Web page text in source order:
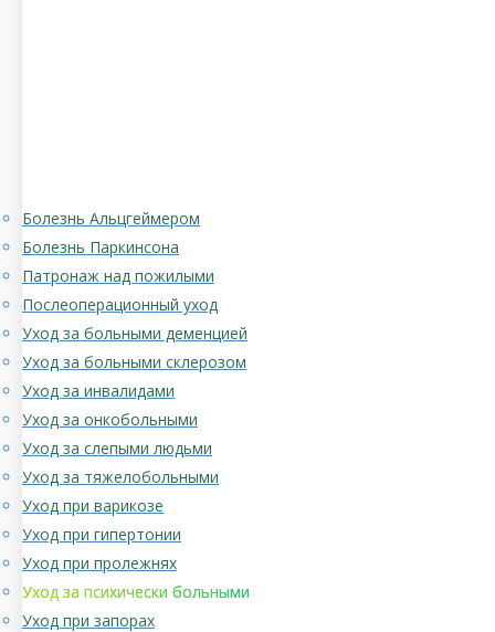
Болезнь Альцгеймером
Болезнь Паркинсона
Патронаж над пожилыми
Послеоперационный уход
Уход за больными деменцией
Уход за больными склерозом
Уход за инвалидами
Уход за онкобольными
Уход за слепыми людьми
Уход за тяжелобольными
Уход при варикозе
Уход при гипертонии
Уход при пролежнях
Уход за психически больными
Уход при запорах